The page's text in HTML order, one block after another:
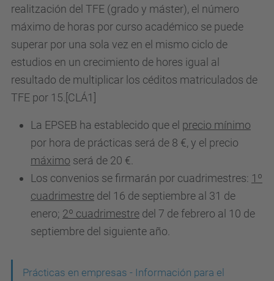
realitzación del TFE (grado y máster), el número
máximo de horas por curso académico se puede
superar por una sola vez en el mismo ciclo de
estudios en un crecimiento de hores igual al
resultado de multiplicar los céditos matriculados de
TFE por 15.[CLÁ1]
La EPSEB ha establecido que el precio mínimo
por hora de prácticas será de 8 €, y el precio
máximo será de 20 €.
Los convenios se firmarán por cuadrimestres: 1º
cuadrimestre del 16 de septiembre al 31 de
enero; 2º cuadrimestre del 7 de febrero al 10 de
septiembre del siguiente año.
Prácticas en empresas - Información para el